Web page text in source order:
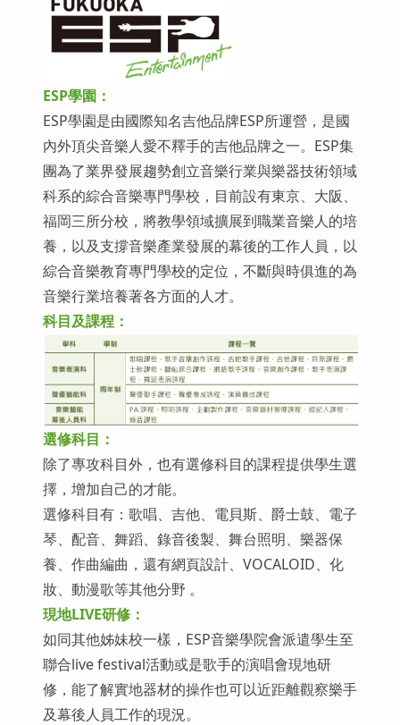
ESP學園：
ESP學園是由國際知名吉他品牌ESP所運營，是國
內外頂尖音樂人愛不釋手的吉他品牌之一。ESP集
團為了業界發展趨勢創立音樂行業與樂器技術領域
科系的綜合音樂專門學校，目前設有東京、大阪、
福岡三所分校，將教學領域擴展到職業音樂人的培
養，以及支撐音樂產業發展的幕後的工作人員，以
綜合音樂教育專門學校的定位，不斷與時俱進的為
音樂行業培養著各方面的人才。
科目及課程：
選修科目：
除了專攻科目外，也有選修科目的課程提供學生選
擇，增加自己的才能。
選修科目有：歌唱、吉他、電貝斯、爵士鼓、電子
琴、配音、舞蹈、錄音後製、舞台照明、樂器保
養、作曲編曲，還有網頁設計、VOCALOID、化
妝、動漫歌等其他分野 。
現地LIVE研修：
如同其他姊妹校一樣，ESP音樂學院會派遣學生至
聯合live festival活動或是歌手的演唱會現地研
修，能了解實地器材的操作也可以近距離觀察樂手
及幕後人員工作的現況。